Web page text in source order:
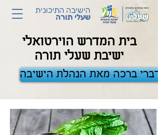
הישיבה התיכונית
שעלי תורה
בית המדרש הוירטואלי
ישיבת שעלי תורה
ברכה מאת הנהלת הישיבה